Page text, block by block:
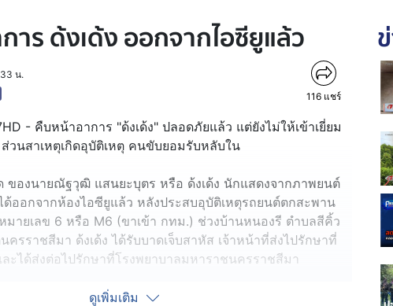
าร ด้งเด้ง ออกจากไอซียูแล้ว
น.
116 แชร์
- คืบหน้าอาการ "ด้งเด้ง" ปลอดภัยแล้ว แต่ยังไม่ให้เข้าเยี่ยม
วนสาเหตุเกิดอุบัติเหตุ คนขับยอมรับหลับใน
ของนายณัฐวุฒิ แสนยะบุตร หรือ ด้งเด้ง นักแสดงจากภาพยนต์
ด้ออกจากห้องไอซียูแล้ว หลังประสบอุบัติเหตุรถยนต์ตกสะพาน
มายเลข 6 หรือ M6 (ขาเข้า กทม.) ช่วงบ้านหนองรี ตำบลสีคิ้ว
ครราชสีมา ด้งเด้ง ได้รับบาดเจ็บสาหัส เจ้าหน้าที่ส่งไปรักษาที่
ะได้ส่งต่อไปรักษาที่โรงพยาบาลมหาราชนครราชสีมา
รผ่าตัด นายณัฐวุฒิ ซึ่งได้รับบาดเจ็บ กระดูกสะโพกหัก ซี่โครงหัก
ดูเพิ่มเติม